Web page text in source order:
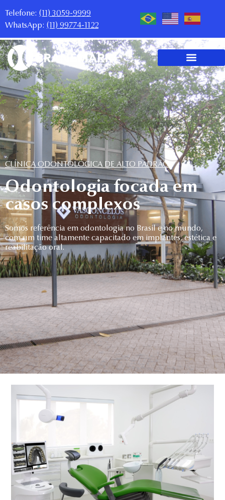
Telefone: (11) 3059-9999
WhatsApp: (11) 99774-1122
CLÍNICA ODONTOLÓGICA DE ALTO PADRÃO
Odontologia focada em
casos complexos
Somos referência em odontologia no Brasil e no mundo,
com um time altamente capacitado em implantes, estética e
reabilitação oral.